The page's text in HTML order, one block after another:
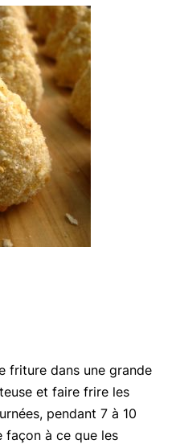
friture dans une grande
et faire frire les
pendant 7 à 10
façon à ce que les